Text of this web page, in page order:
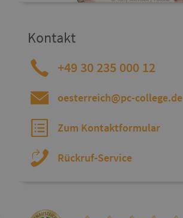
Kontakt
+49 30 235 000 12
oesterreich@pc-college.de
Zum Kontaktformular
Rückruf-Service